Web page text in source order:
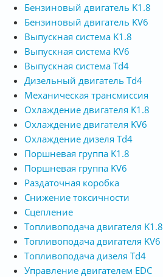
Бензиновый двигатель K1.8
Бензиновый двигатель KV6
Выпускная система K1.8
Выпускная система KV6
Выпускная система Td4
Дизельный двигатель Td4
Механическая трансмиссия
Охлаждение двигателя K1.8
Охлаждение двигателя KV6
Охлаждение дизеля Td4
Поршневая группа K1.8
Поршневая группа KV6
Раздаточная коробка
Снижение токсичности
Сцепление
Топливоподача двигателя K1.8
Топливоподача двигателя KV6
Топливоподача дизеля Td4
Управление двигателем EDC